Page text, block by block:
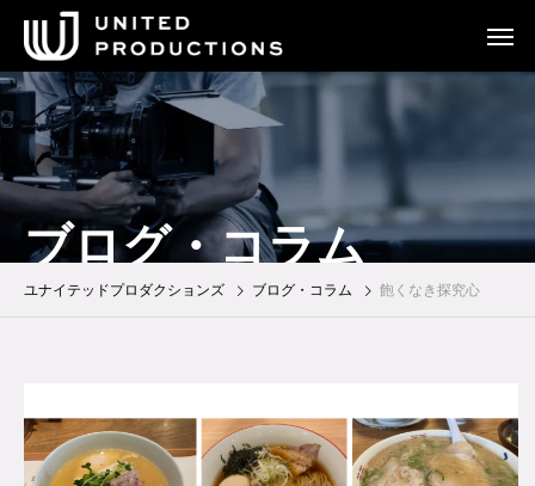
ブログ・コラム
ユナイテッドプロダクションズ ブログ・コラム 飽くなき探究心